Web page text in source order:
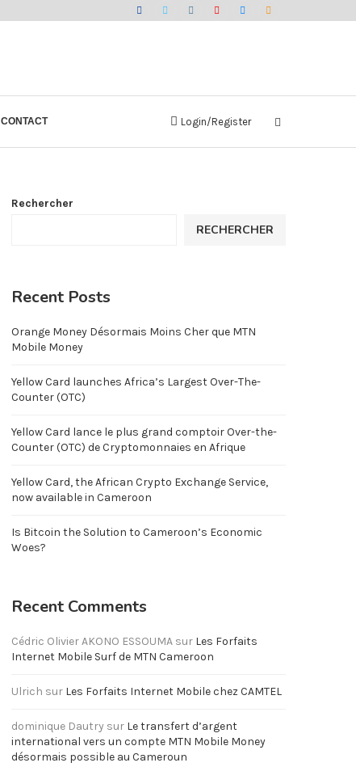
CONTACT Login/Register
Rechercher
RECHERCHER
Recent Posts
Orange Money Désormais Moins Cher que MTN
Mobile Money
Yellow Card launches Africa’s Largest Over-The-
Counter (OTC)
Yellow Card lance le plus grand comptoir Over-the-
Counter (OTC) de Cryptomonnaies en Afrique
Yellow Card, the African Crypto Exchange Service,
now available in Cameroon
Is Bitcoin the Solution to Cameroon’s Economic
Woes?
Recent Comments
Cédric Olivier AKONO ESSOUMA sur Les Forfaits
Internet Mobile Surf de MTN Cameroon
Ulrich sur Les Forfaits Internet Mobile chez CAMTEL
dominique Dautry sur Le transfert d’argent
international vers un compte MTN Mobile Money
désormais possible au Cameroun